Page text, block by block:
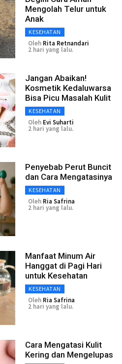
Mengolah Telur untuk
Anak
KESEHATAN
Oleh Rita Retnandari
2 hari yang lalu.
Jangan Abaikan!
Kosmetik Kedaluwarsa
Bisa Picu Masalah Kulit
KESEHATAN
Oleh Evi Suharti
2 hari yang lalu.
Penyebab Perut Buncit
dan Cara Mengatasinya
KESEHATAN
Oleh Ria Safrina
2 hari yang lalu.
Manfaat Minum Air
Hanggat di Pagi Hari
untuk Kesehatan
KESEHATAN
Oleh Ria Safrina
2 hari yang lalu.
Cara Mengatasi Kulit
Kering dan Mengelupas